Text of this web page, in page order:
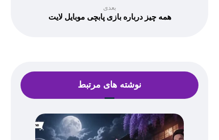
بعدی
همه چیز درباره بازی پابچی موبایل لایت
نوشته های مرتبط